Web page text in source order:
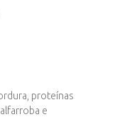
proteínas
e